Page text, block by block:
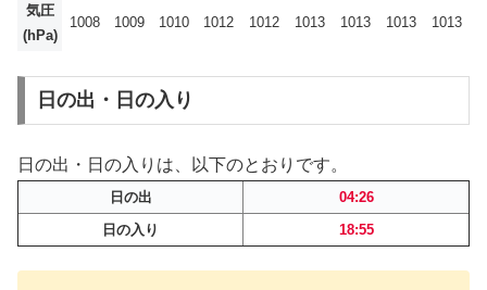
気圧
(hPa)
1008 1009 1010 1012 1012 1013 1013 1013 1013
日の出・日の入り
日の出・日の入りは、以下のとおりです。
日の出
04:26
日の入り
18:55